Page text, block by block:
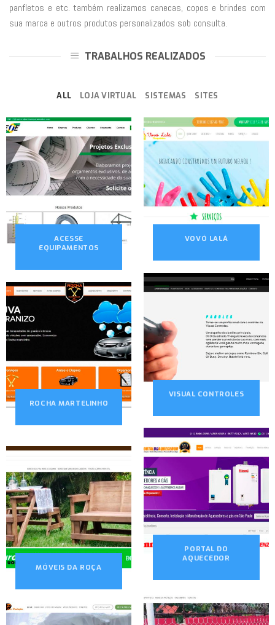
panfletos e etc. também realizamos canecas, copos e brindes com
sua marca e outros produtos personalizados sob consulta.
TRABALHOS REALIZADOS
ALL LOJA VIRTUAL SISTEMAS SITES
ACESSE
EQUIPAMENTOS
VOVÓ LALÁ
VISUAL CONTROLES
ROCHA MARTELINHO
PORTAL DO
AQUECEDOR
MÓVEIS DA ROÇA